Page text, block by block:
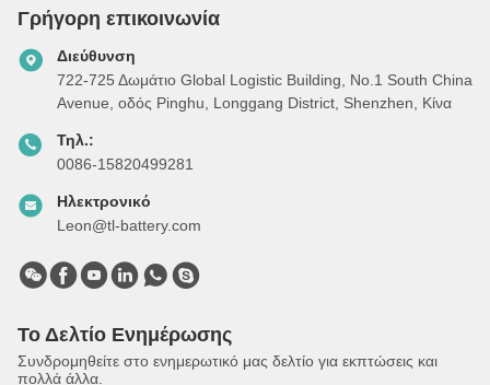
Γρήγορη επικοινωνία
Διεύθυνση
722-725 Δωμάτιο Global Logistic Building, Νο.1 South China
Avenue, οδός Pinghu, Longgang District, Shenzhen, Κίνα
Τηλ.:
0086-15820499281
Ηλεκτρονικό
Leon@tl-battery.com
Το Δελτίο Ενημέρωσης
Συνδρομηθείτε στο ενημερωτικό μας δελτίο για εκπτώσεις και
πολλά άλλα.